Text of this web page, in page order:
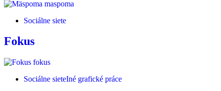
Sociálne siete
Fokus
Sociálne sieteIné grafické práce